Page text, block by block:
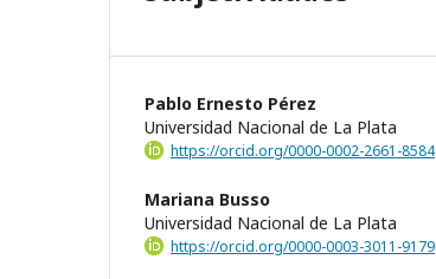
Pablo Ernesto Pérez
Universidad Nacional de La Plata
https://orcid.org/0000-0002-2661-8584
Mariana Busso
Universidad Nacional de La Plata
https://orcid.org/0000-0003-3011-9179